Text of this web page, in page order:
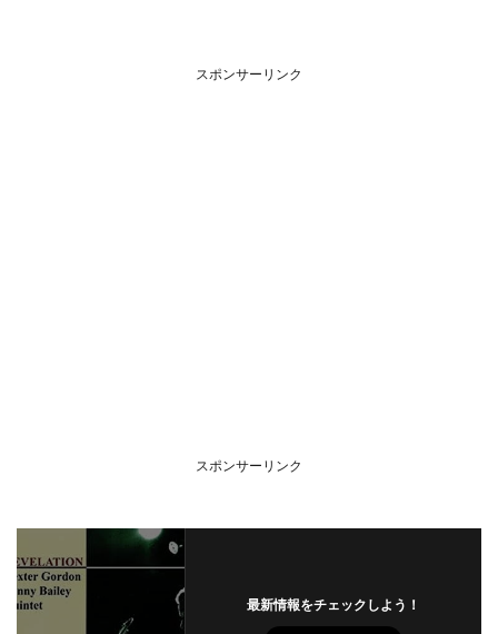
スポンサーリンク
スポンサーリンク
最新情報をチェックしよう！